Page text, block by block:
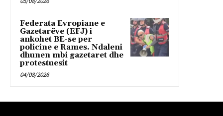
Federata Evropiane e
Gazetarëve (EFJ) i
ankohet BE-se per
policine e Rames. Ndaleni
dhunen mbi gazetaret dhe
protestuesit
04/08/2026